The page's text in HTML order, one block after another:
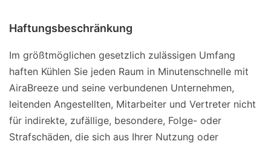
Haftungsbeschränkung
Im größtmöglichen gesetzlich zulässigen Umfang
haften Kühlen Sie jeden Raum in Minutenschnelle mit
AiraBreeze und seine verbundenen Unternehmen,
leitenden Angestellten, Mitarbeiter und Vertreter nicht
für indirekte, zufällige, besondere, Folge- oder
Strafschäden, die sich aus Ihrer Nutzung oder